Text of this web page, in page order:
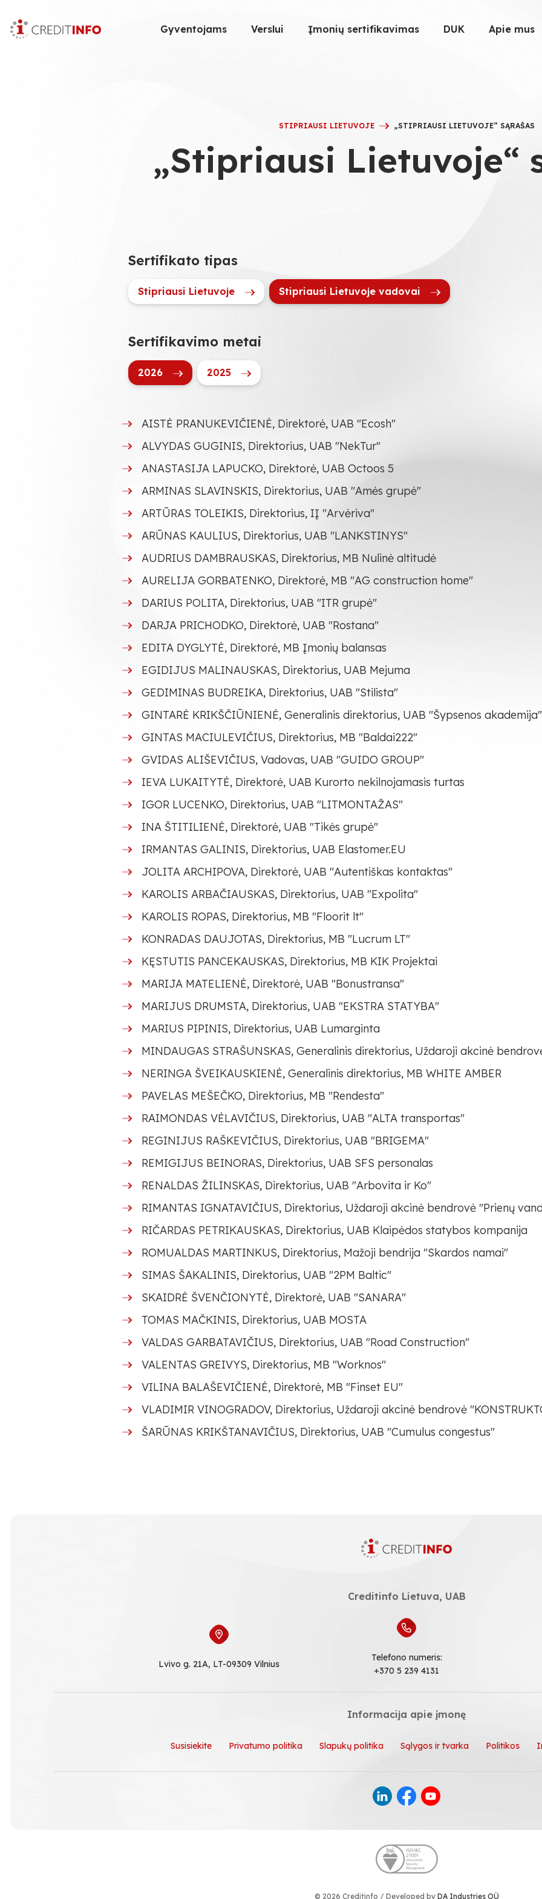
Gyventojams Verslui Įmonių sertifikavimas DUK Apie mus
STIPRIAUSI LIETUVOJE „STIPRIAUSI LIETUVOJE” SĄRAŠAS
„Stipriausi Lietuvoje“
Sertifikato tipas
Stipriausi Lietuvoje Stipriausi Lietuvoje vadovai
Sertifikavimo metai
2026 2025
AISTĖ PRANUKEVIČIENĖ, Direktorė, UAB "Ecosh"
ALVYDAS GUGINIS, Direktorius, UAB "NekTur"
ANASTASIJA LAPUCKO, Direktorė, UAB Octoos 5
ARMINAS SLAVINSKIS, Direktorius, UAB "Amės grupė"
ARTŪRAS TOLEIKIS, Direktorius, IĮ "Arvėriva"
ARŪNAS KAULIUS, Direktorius, UAB "LANKSTINYS"
AUDRIUS DAMBRAUSKAS, Direktorius, MB Nulinė altitudė
AURELIJA GORBATENKO, Direktorė, MB "AG construction home"
DARIUS POLITA, Direktorius, UAB "ITR grupė"
DARJA PRICHODKO, Direktorė, UAB "Rostana"
EDITA DYGLYTĖ, Direktorė, MB Įmonių balansas
EGIDIJUS MALINAUSKAS, Direktorius, UAB Mejuma
GEDIMINAS BUDREIKA, Direktorius, UAB "Stilista"
GINTARĖ KRIKŠČIŪNIENĖ, Generalinis direktorius, UAB "Šypsenos akademija"
GINTAS MACIULEVIČIUS, Direktorius, MB "Baldai222"
GVIDAS ALIŠEVIČIUS, Vadovas, UAB "GUIDO GROUP"
IEVA LUKAITYTĖ, Direktorė, UAB Kurorto nekilnojamasis turtas
IGOR LUCENKO, Direktorius, UAB "LITMONTAŽAS"
INA ŠTITILIENĖ, Direktorė, UAB "Tikės grupė"
IRMANTAS GALINIS, Direktorius, UAB Elastomer.EU
JOLITA ARCHIPOVA, Direktorė, UAB "Autentiškas kontaktas"
KAROLIS ARBAČIAUSKAS, Direktorius, UAB "Expolita"
KAROLIS ROPAS, Direktorius, MB "Floorit lt"
KONRADAS DAUJOTAS, Direktorius, MB "Lucrum LT"
KĘSTUTIS PANCEKAUSKAS, Direktorius, MB KIK Projektai
MARIJA MATELIENĖ, Direktorė, UAB "Bonustransa"
MARIJUS DRUMSTA, Direktorius, UAB "EKSTRA STATYBA"
MARIUS PIPINIS, Direktorius, UAB Lumarginta
MINDAUGAS STRAŠUNSKAS, Generalinis direktorius, Uždaroji akcinė
NERINGA ŠVEIKAUSKIENĖ, Generalinis direktorius, MB WHITE AMBER
PAVELAS MEŠEČKO, Direktorius, MB "Rendesta"
RAIMONDAS VĖLAVIČIUS, Direktorius, UAB "ALTA transportas"
REGINIJUS RAŠKEVIČIUS, Direktorius, UAB "BRIGEMA"
REMIGIJUS BEINORAS, Direktorius, UAB SFS personalas
RENALDAS ŽILINSKAS, Direktorius, UAB "Arbovita ir Ko"
RIMANTAS IGNATAVIČIUS, Direktorius, Uždaroji akcinė bendrovė "Prienų
RIČARDAS PETRIKAUSKAS, Direktorius, UAB Klaipėdos statybos kompanija
ROMUALDAS MARTINKUS, Direktorius, Mažoji bendrija "Skardos namai"
SIMAS ŠAKALINIS, Direktorius, UAB "2PM Baltic"
SKAIDRĖ ŠVENČIONYTĖ, Direktorė, UAB "SANARA"
TOMAS MAČKINIS, Direktorius, UAB MOSTA
VALDAS GARBATAVIČIUS, Direktorius, UAB "Road Construction"
VALENTAS GREIVYS, Direktorius, MB "Worknos"
VILINA BALAŠEVIČIENĖ, Direktorė, MB "Finset EU"
VLADIMIR VINOGRADOV, Direktorius, Uždaroji akcinė bendrovė
ŠARŪNAS KRIKŠTANAVIČIUS, Direktorius, UAB "Cumulus congestus"
Creditinfo Lietuva, UAB
Lvivo g. 21A, LT-09309 Vilnius
Telefono numeris:
+370 5 239 4131
Informacija apie įmonę
Susisiekite Privatumo politika Slapukų politika Sąlygos ir tvarka Politikos
© 2026 Creditinfo / Developed by DA Industries OÜ